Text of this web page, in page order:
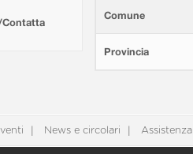
Comune
Provincia
News e circolari Assistenza